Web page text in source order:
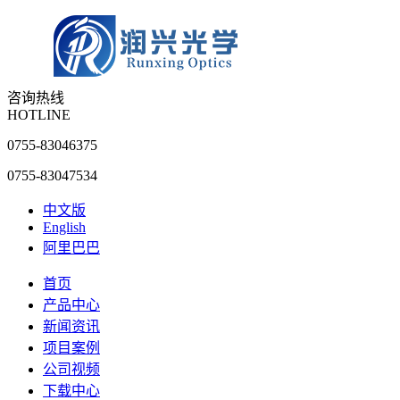
咨询热线
HOTLINE
0755-83046375
0755-83047534
中文版
English
阿里巴巴
首页
产品中心
新闻资讯
项目案例
公司视频
下载中心